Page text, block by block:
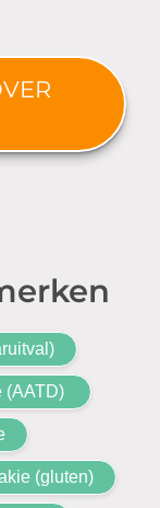
(AATD)
(gluten)